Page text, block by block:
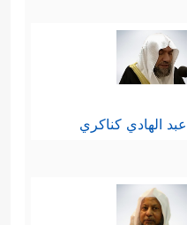
عبد الهادي كناكري